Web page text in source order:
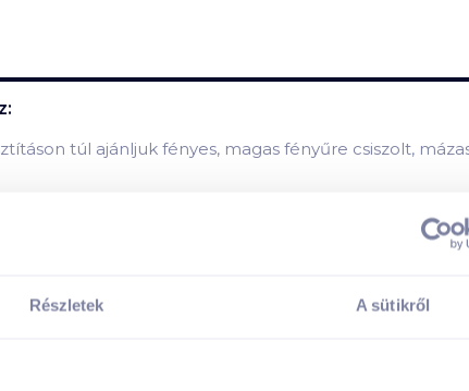
Részletek A sütikről
túl ajánljuk fényes, magas fényűre csiszolt,
alkoholtartalmának köszönhetően a
koncentrátum, valamint munkaoldata a